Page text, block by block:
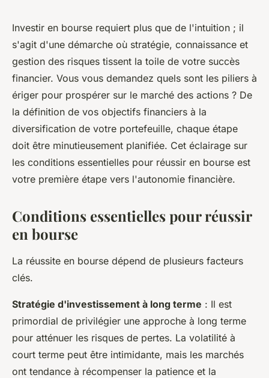
Quelles sont les conditions à
avoir pour gagner de l'argent
en bourse?
léonne •24 mars 2024•3 min de lecture
Investir en bourse requiert plus que de l'intuition ; il
s'agit d'une démarche où stratégie, connaissance et
gestion des risques tissent la toile de votre succès
financier. Vous vous demandez quels sont les piliers à
ériger pour prospérer sur le marché des actions ? De
la définition de vos objectifs financiers à la
diversification de votre portefeuille, chaque étape
doit être minutieusement planifiée. Cet éclairage sur
les conditions essentielles pour réussir en bourse est
votre première étape vers l'autonomie financière.
Conditions essentielles pour réussir
en bourse
La réussite en bourse dépend de plusieurs facteurs
clés.
Stratégie d'investissement à long terme : Il est
primordial de privilégier une approche à long terme
pour atténuer les risques de pertes. La volatilité à
court terme peut être intimidante, mais les marchés
ont tendance à récompenser la patience et la